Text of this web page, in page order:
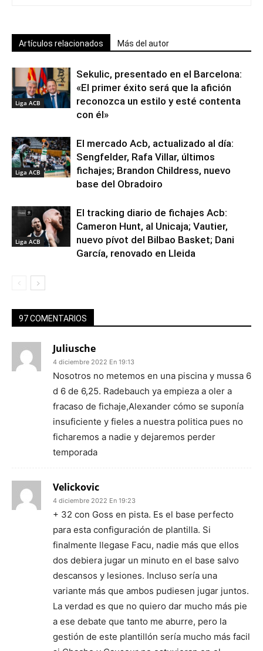
Artículos relacionados Más del autor
Liga ACB
Sekulic, presentado en el Barcelona:
«El primer éxito será que la afición
reconozca un estilo y esté contenta
con él»
Liga ACB
El mercado Acb, actualizado al día:
Sengfelder, Rafa Villar, últimos
fichajes; Brandon Childress, nuevo
base del Obradoiro
Liga ACB
El tracking diario de fichajes Acb:
Cameron Hunt, al Unicaja; Vautier,
nuevo pívot del Bilbao Basket; Dani
García, renovado en Lleida
97 COMENTARIOS
Juliusche
4 diciembre 2022 En 19:13
Nosotros no metemos en una piscina y mussa 6
d 6 de 6,25. Radebauch ya empieza a oler a
fracaso de fichaje,Alexander cómo se suponía
insuficiente y fieles a nuestra politica pues no
ficharemos a nadie y dejaremos perder
temporada
Velickovic
4 diciembre 2022 En 19:23
+ 32 con Goss en pista. Es el base perfecto
para esta configuración de plantilla. Si
finalmente llegase Facu, nadie más que ellos
dos debiera jugar un minuto en el base salvo
descansos y lesiones. Incluso sería una
variante más que ambos pudiesen jugar juntos.
La verdad es que no quiero dar mucho más pie
a ese debate que tanto me aburre, pero la
gestión de este plantillón sería mucho más facil